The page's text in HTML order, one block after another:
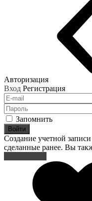
Авторизация
Вход Регистрация
Запомнить
Войти
Создание учетной
сделанные ранее. Вы